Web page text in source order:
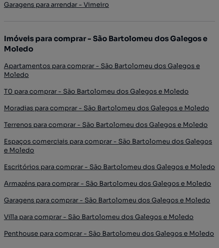
Garagens para arrendar - Vimeiro
Imóveis para comprar - São Bartolomeu dos Galegos e
Moledo
Apartamentos para comprar - São Bartolomeu dos Galegos e
Moledo
T0 para comprar - São Bartolomeu dos Galegos e Moledo
Moradias para comprar - São Bartolomeu dos Galegos e Moledo
Terrenos para comprar - São Bartolomeu dos Galegos e Moledo
Espaços comerciais para comprar - São Bartolomeu dos Galegos
e Moledo
Escritórios para comprar - São Bartolomeu dos Galegos e Moledo
Armazéns para comprar - São Bartolomeu dos Galegos e Moledo
Garagens para comprar - São Bartolomeu dos Galegos e Moledo
Villa para comprar - São Bartolomeu dos Galegos e Moledo
Penthouse para comprar - São Bartolomeu dos Galegos e Moledo